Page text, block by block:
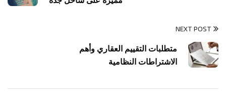
NEXT POST
متطلبات التقييم العقاري وأهم
الاشتراطات النظامية